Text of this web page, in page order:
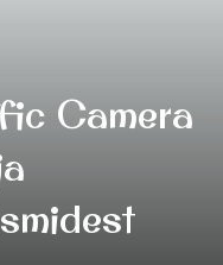
Camera